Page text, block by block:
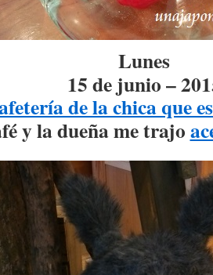
Lunes
15 de junio –
de la chica que
y la dueña me trajo